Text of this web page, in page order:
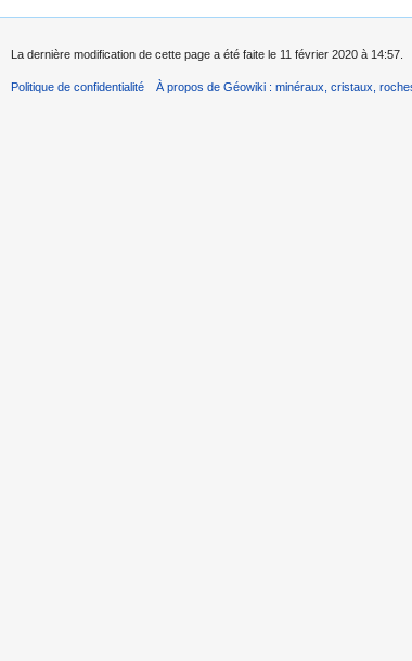
La dernière modification de cette page a été faite le 11 février 2020 à 14:57.
Politique de confidentialité À propos de Géowiki : minéraux, cristaux,